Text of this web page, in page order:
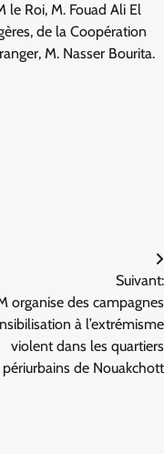
le Roi, M. Fouad Ali El
de la Coopération
M. Nasser Bourita.
Suivant:
organise des campagnes
à l’extrémisme
violent dans les quartiers
périurbains de Nouakchott